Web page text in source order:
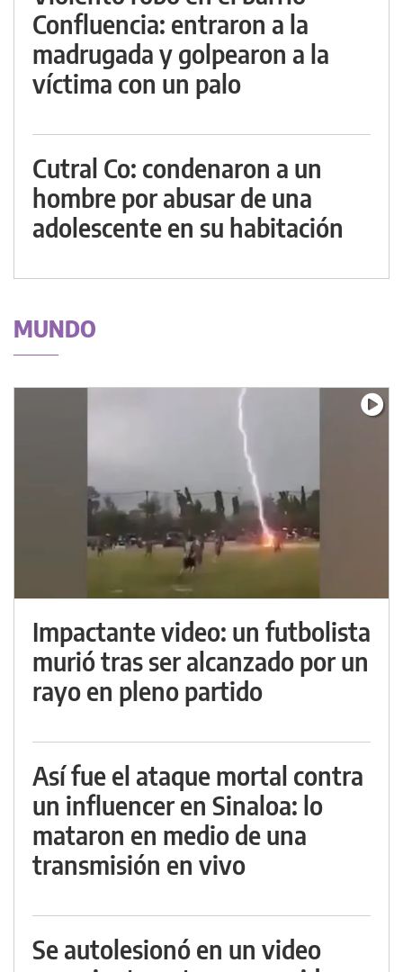
Confluencia: entraron a la
madrugada y golpearon a la
víctima con un palo
Cutral Co: condenaron a un
hombre por abusar de una
adolescente en su habitación
MUNDO
Impactante video: un futbolista
murió tras ser alcanzado por un
rayo en pleno partido
Así fue el ataque mortal contra
un influencer en Sinaloa: lo
mataron en medio de una
transmisión en vivo
Se autolesionó en un video